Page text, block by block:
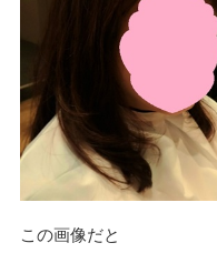
この画像だと